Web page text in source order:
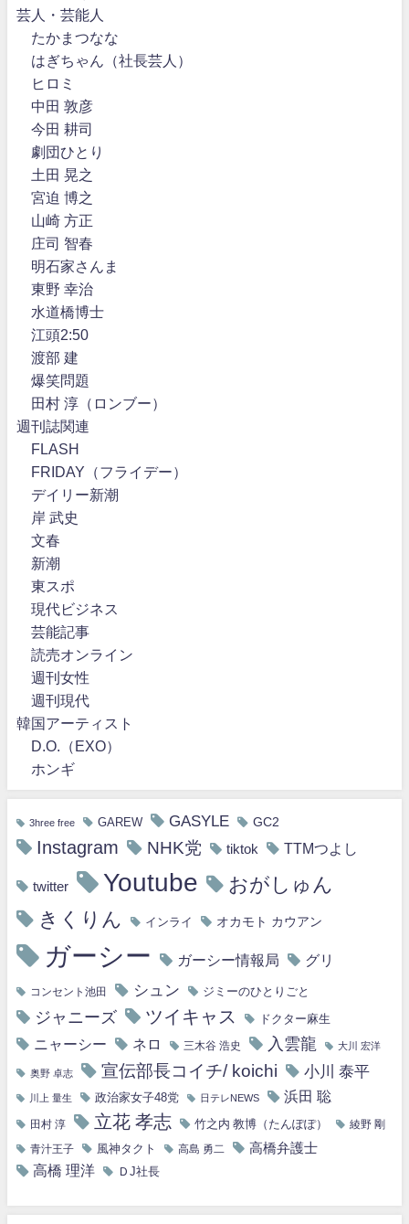
芸人・芸能人
たかまつなな
はぎちゃん（社長芸人）
ヒロミ
中田 敦彦
今田 耕司
劇団ひとり
土田 晃之
宮迫 博之
山崎 方正
庄司 智春
明石家さんま
東野 幸治
水道橋博士
江頭2:50
渡部 建
爆笑問題
田村 淳（ロンブー）
週刊誌関連
FLASH
FRIDAY（フライデー）
デイリー新潮
岸 武史
文春
新潮
東スポ
現代ビジネス
芸能記事
読売オンライン
週刊女性
週刊現代
韓国アーティスト
D.O.（EXO）
ホンギ
3hree free GAREW GASYLE GC2
Instagram NHK党 tiktok TTMつよし
twitter Youtube
おがしゅん
きくりん
インライ オカモト カウアン
ガーシー ガーシー情報局 グリ
コンセント池田 シュン ジミーのひとりごと
ジャニーズ ツイキャス ドクター麻生
ニャーシー ネロ 三木谷 浩史 入雲龍 大川 宏洋
奥野 卓志 宣伝部長コイチ/ koichi 小川 泰平
川上 量生 政治家女子48党 日テレNEWS 浜田 聡
田村 淳 立花 孝志 竹之内 教博（たんぽぽ） 綾野 剛
青汁王子 風神タクト 高島 勇二
高橋弁護士
高橋 理洋
ＤJ社長